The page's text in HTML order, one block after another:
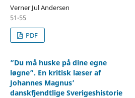
Verner Jul Andersen
51-55
PDF
”Du må huske på dine egne
løgne”. En kritisk læser af
Johannes Magnus’
danskfjendtlige Sverigeshistorie